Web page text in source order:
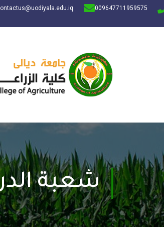
009647711959575
شعبة